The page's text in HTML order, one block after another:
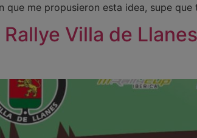
que me propusieron esta idea, supe
Villa de